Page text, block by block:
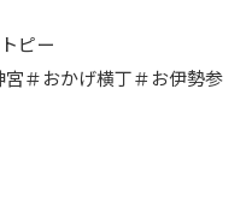
ピー
＃おかげ横丁＃お伊勢参